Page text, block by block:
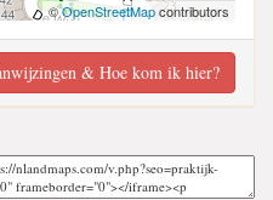
©OpenStreetMapcontributors
& Hoe kom ik hier?